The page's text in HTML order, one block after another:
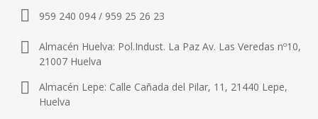
959 240 094 / 959 25 26 23
Almacén Huelva: Pol.Indust. La Paz Av. Las Veredas nº10,
21007 Huelva
Almacén Lepe: Calle Cañada del Pilar, 11, 21440 Lepe,
Huelva